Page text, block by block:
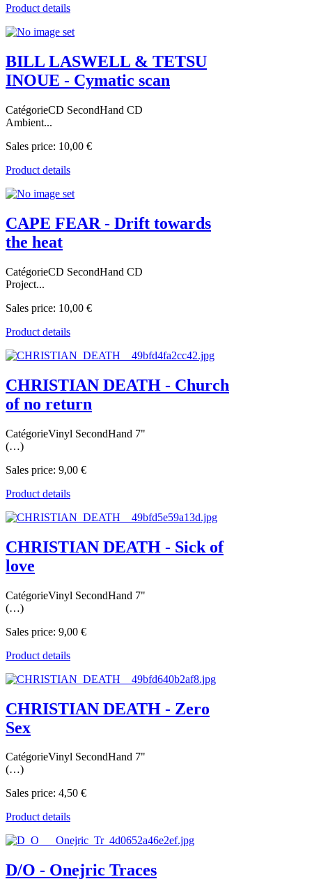
Product details
BILL LASWELL & TETSU
INOUE - Cymatic scan
CatégorieCD SecondHand CD
Ambient...
Sales price: 10,00 €
Product details
CAPE FEAR - Drift towards
the heat
CatégorieCD SecondHand CD
Project...
Sales price: 10,00 €
Product details
CHRISTIAN DEATH - Church
of no return
CatégorieVinyl SecondHand 7"
(…)
Sales price: 9,00 €
Product details
CHRISTIAN DEATH - Sick of
love
CatégorieVinyl SecondHand 7"
(…)
Sales price: 9,00 €
Product details
CHRISTIAN DEATH - Zero
Sex
CatégorieVinyl SecondHand 7"
(…)
Sales price: 4,50 €
Product details
D/O - Onejric Traces